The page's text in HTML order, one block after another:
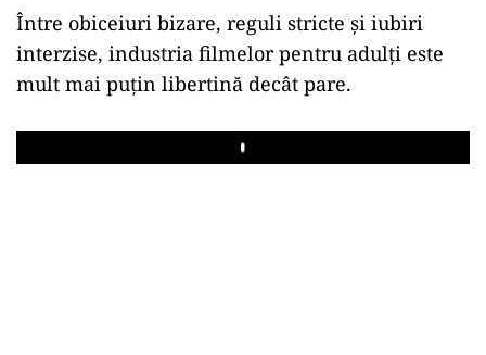
Între obiceiuri bizare, reguli stricte și iubiri
interzise, industria filmelor pentru adulți este
mult mai puțin libertină decât pare.
Play